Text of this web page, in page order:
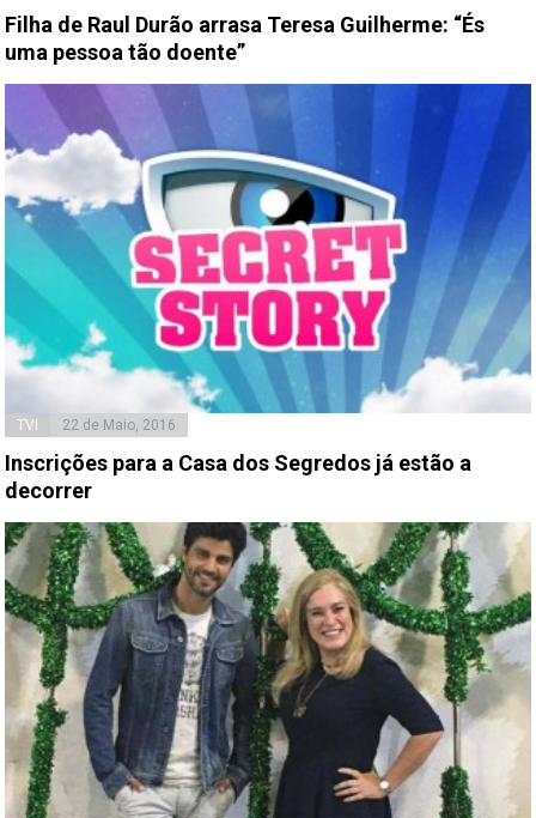
Filha de Raul Durão arrasa Teresa Guilherme: “És
uma pessoa tão doente”
TVI 22 de Maio, 2016
Inscrições para a Casa dos Segredos já estão a
decorrer